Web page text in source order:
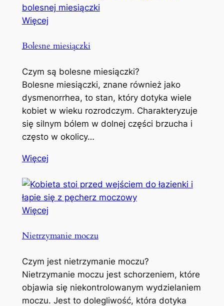
Więcej
Bolesne miesiączki
Czym są bolesne miesiączki?
Bolesne miesiączki, znane również jako
dysmenorrhea, to stan, który dotyka wiele
kobiet w wieku rozrodczym. Charakteryzuje
się silnym bólem w dolnej części brzucha i
często w okolicy…
Więcej
Więcej
Nietrzymanie moczu
Czym jest nietrzymanie moczu?
Nietrzymanie moczu jest schorzeniem, które
objawia się niekontrolowanym wydzielaniem
moczu. Jest to dolegliwość, która dotyka